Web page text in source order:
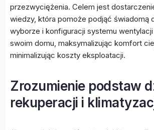
przezwyciężenia. Celem jest
wiedzy, która pomoże podjąć świadomą
wyborze i konfiguracji systemu
swoim domu, maksymalizując komfort
minimalizując koszty eksploatacji.
Zrozumienie podstaw
rekuperacji i